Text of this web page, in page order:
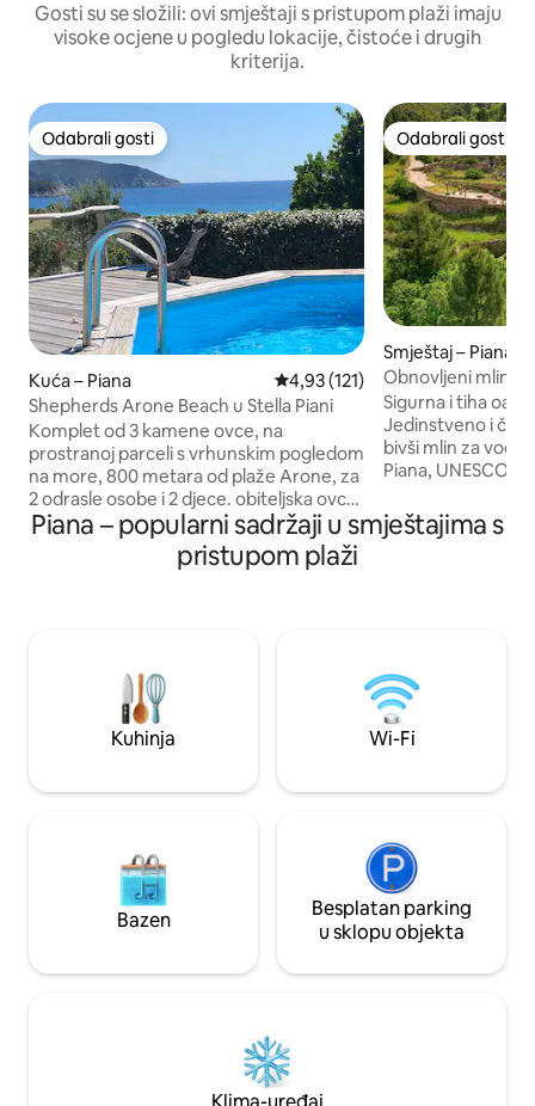
Gosti su se složili: ovi smještaji s pristupom plaži imaju
visoke ocjene u pogledu lokacije, čistoće i drugih
kriterija.
Odabrali gosti
Odabrali gosti
Kuća – Piana Prosječna ocjena: 4,93/5,
4,93 (121)
Shepherds Arone Beach u Stella Piani
Komplet od 3 kamene ovce, na
prostranoj parceli s vrhunskim pogledom
na more, 800 metara od plaže Arone, za
2 odrasle osobe i 2 djece. obiteljska ovca
s bračnim krevetom, druga s prostorom
za djecu, kupaonica, mala kuhinja i
televizijski salon, treća u kojoj se nalazi
sunčanje u apsolutno mirnom
okruženju...
Odabrali gosti
Odabrali gosti
Smještaj – Piana
Obnovljeni mlin u
PIANA
Sigurna i tiha
Jedinstveno i
bivši mlin za vodu
Piana, UNESCO-
prirodnim
za otkrivanje.
soba/WC/tuš
Piana – popularni sadržaji u smještajima s
pristupom plaži
Kuhinja Wi-Fi
Bazen
Besplatan parking
u sklopu objekta